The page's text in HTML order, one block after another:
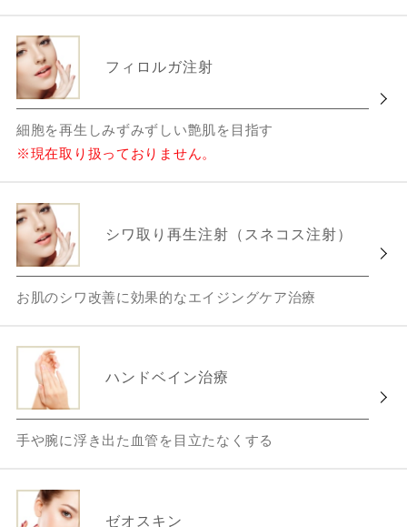
フィロルガ注射
細胞を再生しみずみずしい艶肌を目指す
※現在取り扱っておりません。
シワ取り再生注射（スネコス注射）
お肌のシワ改善に効果的なエイジングケア治療
ハンドベイン治療
手や腕に浮き出た血管を目立たなくする
ゼオスキン